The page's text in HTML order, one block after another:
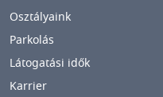
Osztályaink
Parkolás
Látogatási idők
Karrier